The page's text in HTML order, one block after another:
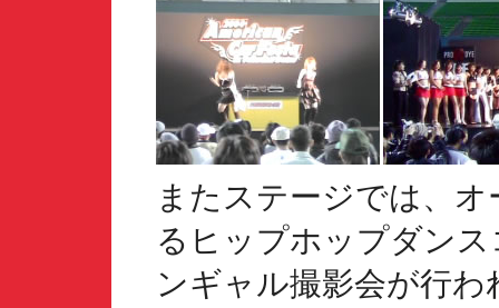
またステージでは、
るヒップホップダン
ンギャル撮影会が行わ